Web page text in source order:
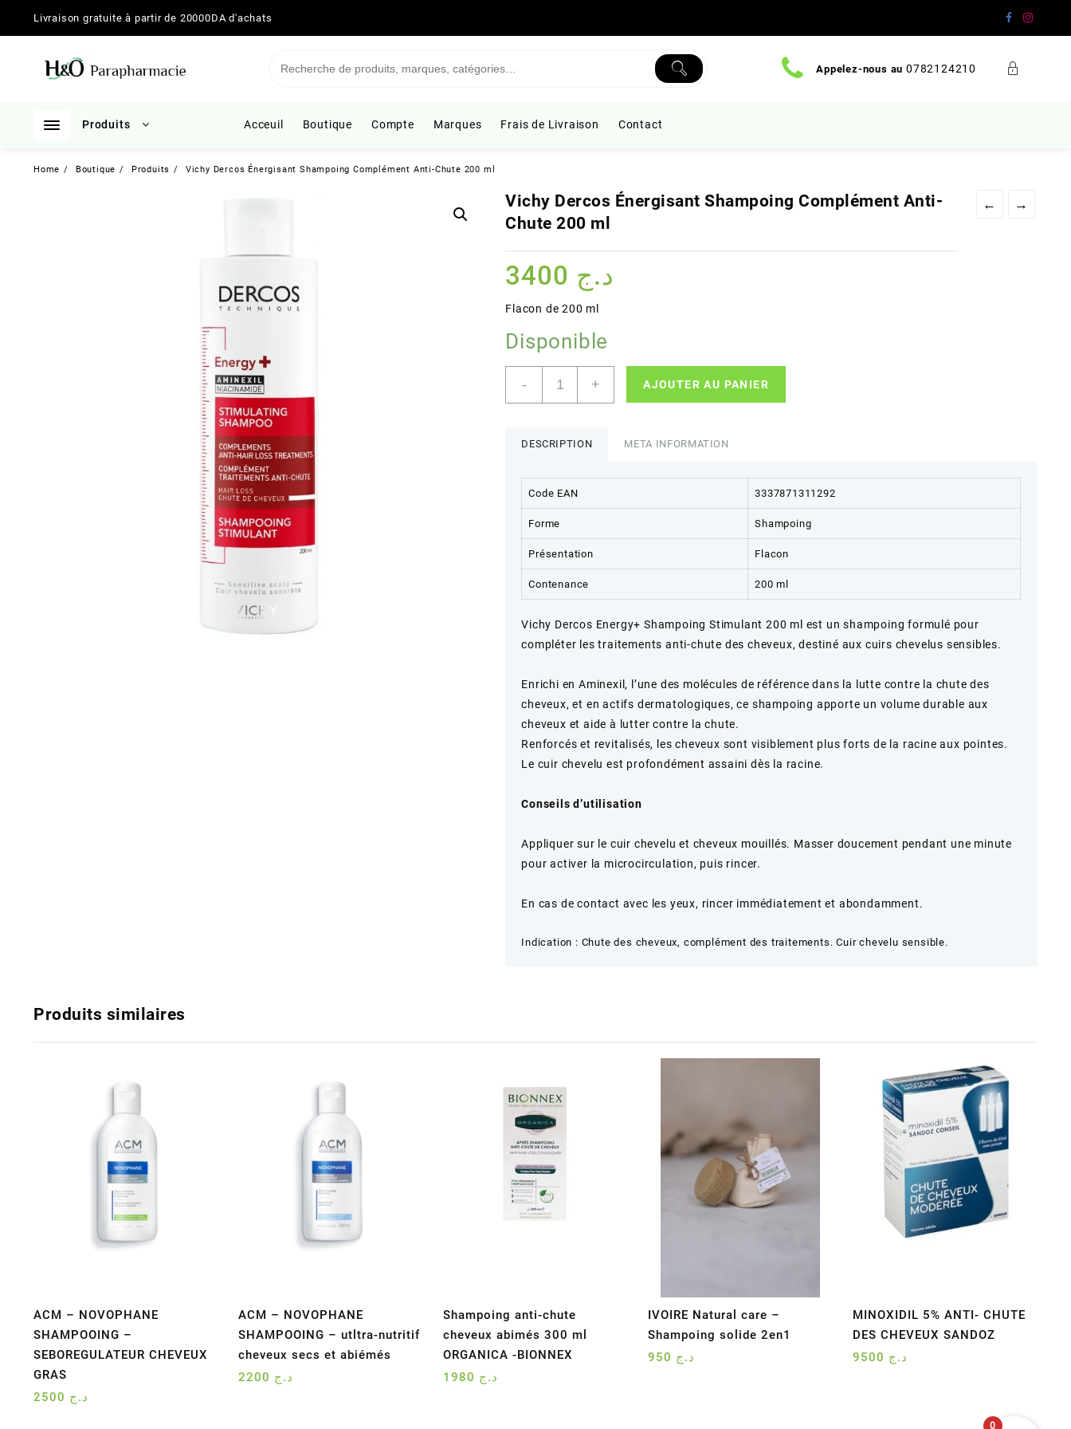
Livraison gratuite à partir de 20000DA d'achats
Appelez-nous au 0782124210
Produits Acceuil Boutique Compte Marques Frais de Livraison Contact
Home Boutique Produits Vichy Dercos Énergisant Shampoing Complément Anti-Chute 200 ml
← →
Vichy Dercos Énergisant Shampoing Complément Anti-
Chute 200 ml
د.ج
Flacon de 200 ml
Disponible
-
Vichy
Énergisant
Anti-
Chute
200
ml
+ AJOUTER AU PANIER
DESCRIPTION META INFORMATION
Code EAN 3337871311292
Forme Shampoing
Présentation Flacon
Contenance 200 ml
Vichy Dercos Energy+ Shampoing Stimulant 200 ml est un shampoing formulé pour
compléter les traitements anti-chute des cheveux, destiné aux cuirs chevelus sensibles.
Enrichi en Aminexil, l’une des molécules de référence dans la lutte contre la chute des
cheveux, et en actifs dermatologiques, ce shampoing apporte un volume durable aux
cheveux et aide à lutter contre la chute.
Renforcés et revitalisés, les cheveux sont visiblement plus forts de la racine aux pointes.
Le cuir chevelu est profondément assaini dès la racine.
Conseils d’utilisation
Appliquer sur le cuir chevelu et cheveux mouillés. Masser doucement pendant une minute
pour activer la microcirculation, puis rincer.
En cas de contact avec les yeux, rincer immédiatement et abondamment.
Indication : Chute des cheveux, complément des traitements. Cuir chevelu sensible.
Produits similaires
ACM – NOVOPHANE
SHAMPOOING –
SEBOREGULATEUR CHEVEUX
GRAS
د.ج
ACM – NOVOPHANE
SHAMPOOING – utltra-nutritif
cheveux secs et abiémés
د.ج
Shampoing anti-chute
cheveux abimés 300 ml
ORGANICA -BIONNEX
د.ج
IVOIRE Natural care –
Shampoing solide 2en1
د.ج
MINOXIDIL 5% ANTI- CHUTE
DES CHEVEUX SANDOZ
د.ج
0